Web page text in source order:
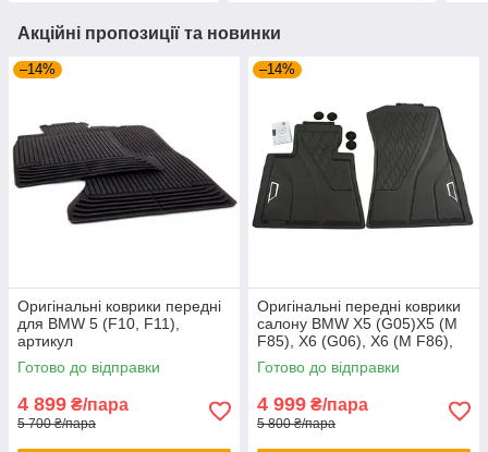
Акційні пропозиції та новинки
–14%
Оригінальні коврики передні
для BMW 5 (F10, F11),
артикул
51472153725/51475B70A00
Готово до відправки
4 899 ₴/пара
5 700 ₴/пара
–14%
Оригінальні передні коврики
салону BMW X5 (G05)X5 (M
F85), X6 (G06), X6 (M F86),
X7 (G07), XM (G09),
51472458551
Готово до відправки
4 999 ₴/пара
5 800 ₴/пара